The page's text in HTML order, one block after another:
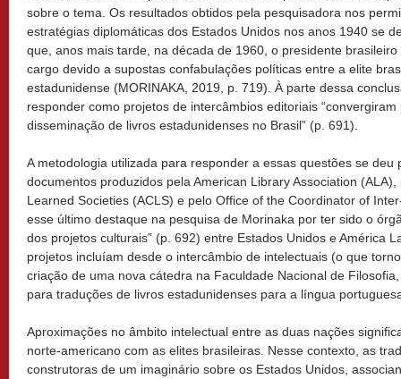
sobre o tema. Os resultados obtidos pela pesquisadora nos
estratégias diplomáticas dos Estados Unidos nos anos 1940 se
que, anos mais tarde, na década de 1960, o presidente
cargo devido a supostas confabulações políticas entre a elite
estadunidense (MORINAKA, 2019, p. 719). À parte dessa
responder como projetos de intercâmbios editoriais
disseminação de livros estadunidenses no Brasil” (p. 691).
A metodologia utilizada para responder a essas questões se deu
documentos produzidos pela American Library Association
Learned Societies (ACLS) e pelo Office of the Coordinator of
esse último destaque na pesquisa de Morinaka por ter sido o
dos projetos culturais” (p. 692) entre Estados Unidos e América
projetos incluíam desde o intercâmbio de intelectuais (o que
criação de uma nova cátedra na Faculdade Nacional de
para traduções de livros estadunidenses para a língua
Aproximações no âmbito intelectual entre as duas nações
norte-americano com as elites brasileiras. Nesse contexto, as
construtoras de um imaginário sobre os Estados Unidos,